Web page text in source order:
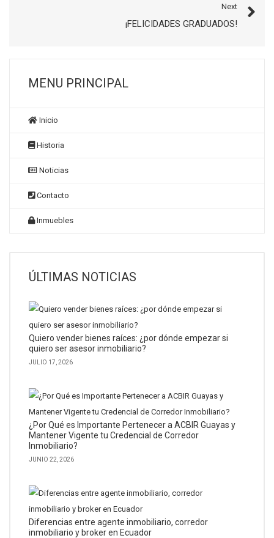
Next
¡FELICIDADES GRADUADOS!
MENU PRINCIPAL
Inicio
Historia
Noticias
Contacto
Inmuebles
ÚLTIMAS NOTICIAS
Quiero vender bienes raíces: ¿por dónde empezar si
quiero ser asesor inmobiliario?
JULIO 17, 2026
¿Por Qué es Importante Pertenecer a ACBIR Guayas y
Mantener Vigente tu Credencial de Corredor
Inmobiliario?
JUNIO 22, 2026
Diferencias entre agente inmobiliario, corredor
inmobiliario y broker en Ecuador